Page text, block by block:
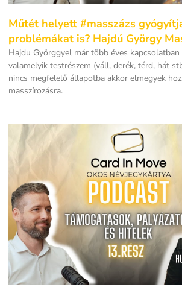
Műtét helyett #masszázs
problémákat is? Hajdú György
Hajdu Györggyel már több éves
valamelyik testrészem (váll, derék, térd, hát
nincs megfelelő állapotba akkor elmegyek
masszírozásra.